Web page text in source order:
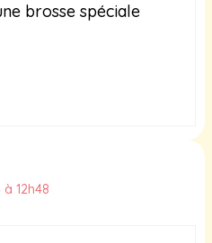
brosse spéciale
12h48